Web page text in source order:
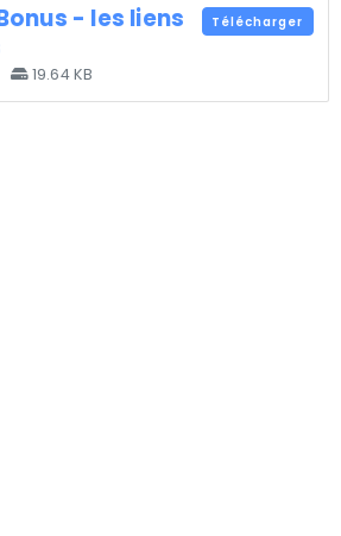
- les liens
19.64 KB
Télécharger